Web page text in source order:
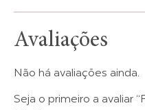
Avaliações
Não há avaliações ainda.
Seja o primeiro a avaliar